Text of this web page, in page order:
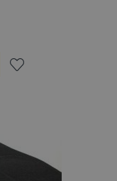
oblíbeným